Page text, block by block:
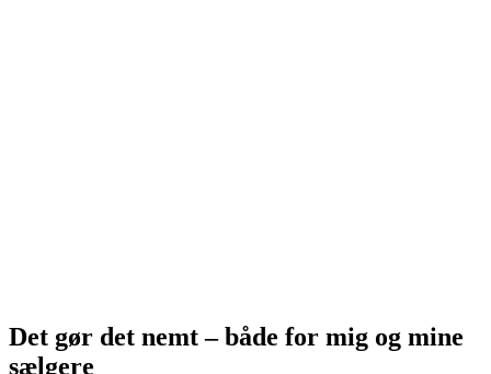
Det gør det nemt – både for mig og mine
sælgere